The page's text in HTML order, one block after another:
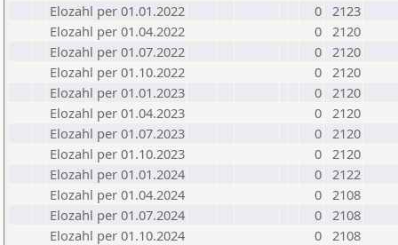
Elozahl per 01.01.2022
0 2123
Elozahl per 01.04.2022
0 2120
Elozahl per 01.07.2022
0 2120
Elozahl per 01.10.2022
0 2120
Elozahl per 01.01.2023
0 2120
Elozahl per 01.04.2023
0 2120
Elozahl per 01.07.2023
0 2120
Elozahl per 01.10.2023
0 2120
Elozahl per 01.01.2024
0 2122
Elozahl per 01.04.2024
0 2108
Elozahl per 01.07.2024
0 2108
Elozahl per 01.10.2024
0 2108